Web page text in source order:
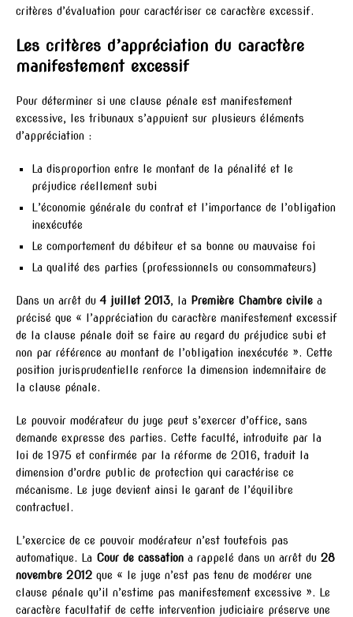
critères d’évaluation pour caractériser ce caractère excessif.
Les critères d’appréciation du caractère
manifestement excessif
Pour déterminer si une clause pénale est manifestement
excessive, les tribunaux s’appuient sur plusieurs éléments
d’appréciation :
La disproportion entre le montant de la pénalité et le
préjudice réellement subi
L’économie générale du contrat et l’importance de l’obligation
inexécutée
Le comportement du débiteur et sa bonne ou mauvaise foi
La qualité des parties (professionnels ou consommateurs)
Dans un arrêt du4 juillet 2013, la Première Chambre civile a
précisé que « l’appréciation du caractère manifestement excessif
de la clause pénale doit se faire au regard du préjudice subi et
non par référence au montant de l’obligation inexécutée ». Cette
position jurisprudentielle renforce la dimension indemnitaire de
la clause pénale.
Le pouvoir modérateur du juge peut s’exercer d’office, sans
demande expresse des parties. Cette faculté, introduite par la
loi de 1975 et confirmée par la réforme de 2016, traduit la
dimension d’ordre public de protection qui caractérise ce
mécanisme. Le juge devient ainsi le garant de l’équilibre
contractuel.
L’exercice de ce pouvoir modérateur n’est toutefois pas
automatique. La Cour de cassation a rappelé dans un arrêt du 28
novembre 2012 que « le juge n’est pas tenu de modérer une
clause pénale qu’il n’estime pas manifestement excessive ». Le
caractère facultatif de cette intervention judiciaire préserve une